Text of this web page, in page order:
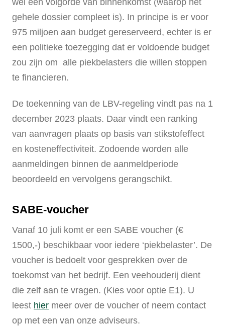
wel een volgorde van binnenkomst (waarop het
gehele dossier compleet is). In principe is er voor
975 miljoen aan budget gereserveerd, echter is er
een politieke toezegging dat er voldoende budget
zou zijn om alle piekbelasters die willen stoppen
te financieren.
De toekenning van de LBV-regeling vindt pas na 1
december 2023 plaats. Daar vindt een ranking
van aanvragen plaats op basis van stikstofeffect
en kosteneffectiviteit. Zodoende worden alle
aanmeldingen binnen de aanmeldperiode
beoordeeld en vervolgens gerangschikt.
SABE-voucher
Vanaf 10 juli komt er een SABE voucher (€
1500,-) beschikbaar voor iedere ‘piekbelaster’. De
voucher is bedoelt voor gesprekken over de
toekomst van het bedrijf. Een veehouderij dient
die zelf aan te vragen. (Kies voor optie E1). U
leest hier meer over de voucher of neem contact
op met een van onze adviseurs.